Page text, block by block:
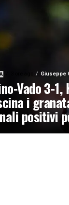
Giuseppe
Vado 3-1,
i
positivi